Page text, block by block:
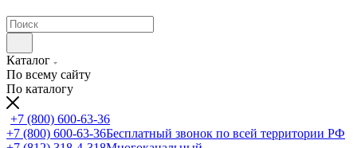
Каталог
По всему сайту
По каталогу
+7 (800) 600-63-36
+7 (800) 600-63-36Бесплатный звонок по всей территории РФ